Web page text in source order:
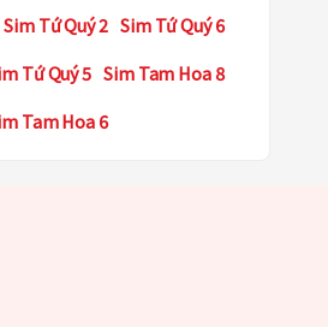
Sim Tứ Quý 2 Sim Tứ Quý 6
Tứ Quý 5 Sim Tam Hoa 8
Tam Hoa 6